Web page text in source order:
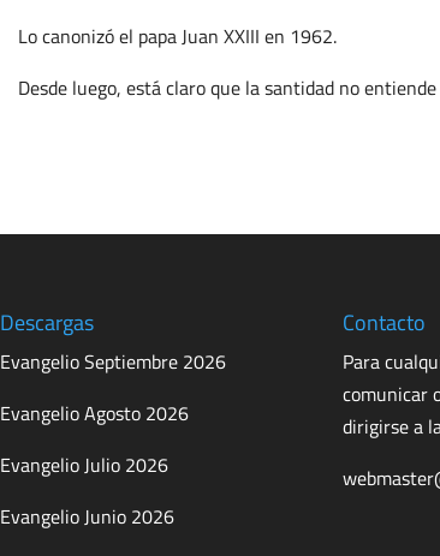
Lo canonizó el papa Juan XXIII en 1962.
Desde luego, está claro que la santidad no
Descargas
Evangelio Septiembre 2026
Evangelio Agosto 2026
Evangelio Julio 2026
Evangelio Junio 2026
Contacto
Para
comunicar
dirigirse a